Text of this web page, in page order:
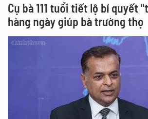
Cụ bà 111 tuổi tiết lộ bí quyết
hàng ngày giúp bà trường thọ